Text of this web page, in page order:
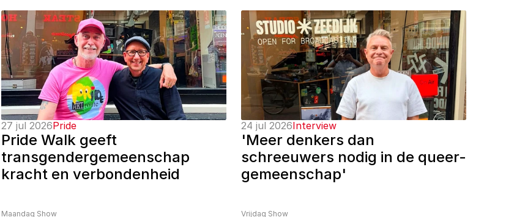
27 jul 2026Pride
Pride Walk geeft
transgendergemeenschap
kracht en verbondenheid
Maandag Show
24 jul 2026Interview
'Meer denkers dan
schreeuwers nodig in de queer-
gemeenschap'
Vrijdag Show